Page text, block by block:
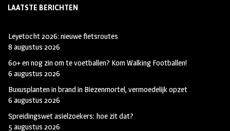
LAATSTE BERICHTEN
Leyetocht 2026: nieuwe fietsroutes
8 augustus 2026
60+ en nog zin om te voetballen? Kom Walking Footballen!
6 augustus 2026
Buxusplanten in brand in Biezenmortel, vermoedelijk opzet
6 augustus 2026
Spreidingswet asielzoekers: hoe zit dat?
5 augustus 2026